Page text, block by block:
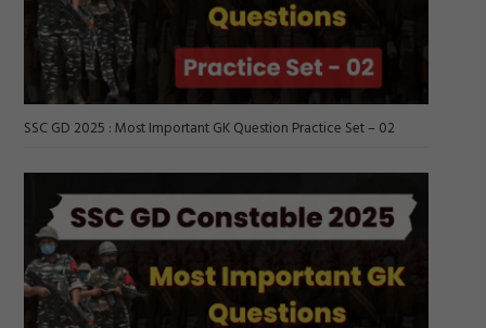
SSC GD 2025 : Most Important GK Question Practice Set – 02